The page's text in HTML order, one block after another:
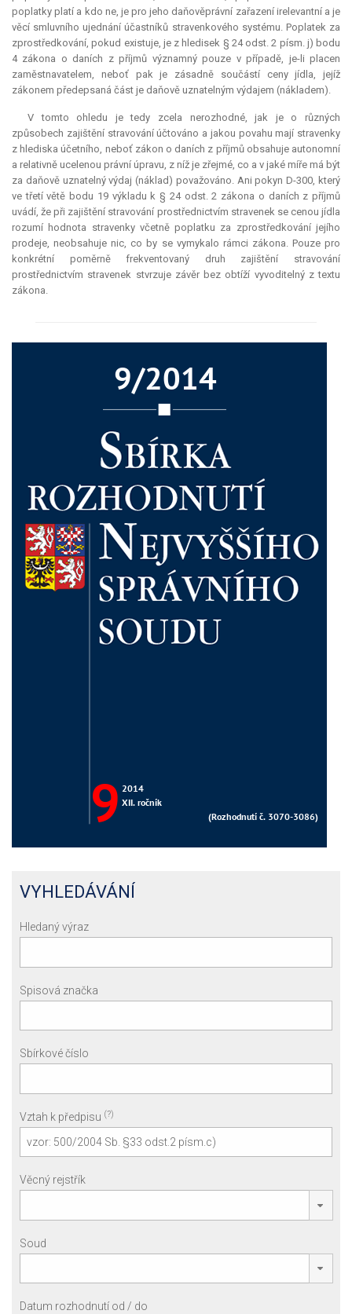
poplatky platí a kdo ne, je pro jeho daňověprávní zařazení irelevantní a je
věcí smluvního ujednání účastníků stravenkového systému. Poplatek za
zprostředkování, pokud existuje, je z hledisek § 24 odst. 2 písm. j) bodu
4 zákona o daních z příjmů významný pouze v případě, je-li placen
zaměstnavatelem, neboť pak je zásadně součástí ceny jídla, jejíž
zákonem předepsaná část je daňově uznatelným výdajem (nákladem).
V tomto ohledu je tedy zcela nerozhodné, jak je o různých
způsobech zajištění stravování účtováno a jakou povahu mají stravenky
z hlediska účetního, neboť zákon o daních z příjmů obsahuje autonomní
a relativně ucelenou právní úpravu, z níž je zřejmé, co a v jaké míře má být
za daňově uznatelný výdaj (náklad) považováno. Ani pokyn D-300, který
ve třetí větě bodu 19 výkladu k § 24 odst. 2 zákona o daních z příjmů
uvádí, že při zajištění stravování prostřednictvím stravenek se cenou jídla
rozumí hodnota stravenky včetně poplatku za zprostředkování jejího
prodeje, neobsahuje nic, co by se vymykalo rámci zákona. Pouze pro
konkrétní poměrně frekventovaný druh zajištění stravování
prostřednictvím stravenek stvrzuje závěr bez obtíží vyvoditelný z textu
zákona.
VYHLEDÁVÁNÍ
Hledaný výraz
Spisová značka
Sbírkové číslo
Vztah k předpisu (?)
Věcný rejstřík
Soud
Datum rozhodnutí od / do